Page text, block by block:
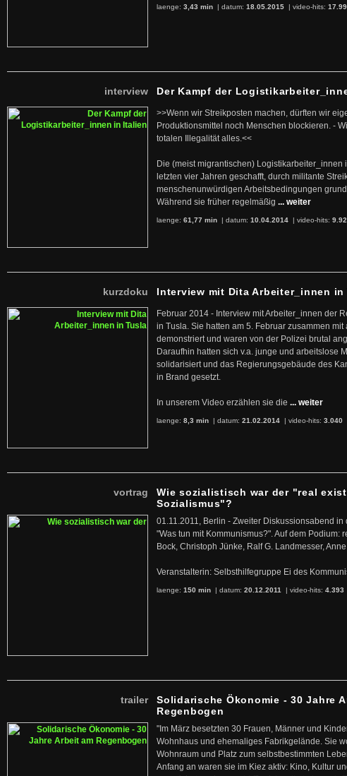
laenge: 3,43 min | datum: 18.05.2015 | video-hits:
interview Der Kampf der
>>Wenn wir Streikposten machen, dürften wir
Produktionsmittel noch Menschen blockieren. -
totalen Illegalität alles.<<
Die (meist migrantischen) Logistikarbeiter_innen
letzten vier Jahren geschafft, durch militante
menschenunwürdigen Arbeitsbedingungen
Während sie früher regelmäßig ... weiter
laenge: 61,77 min | datum: 10.04.2014 | video-hits:
kurzdoku Interview mit Dita Arbeiter_innen in
Februar 2014 - Interview mit Arbeiter_innen der
in Tusla. Sie hatten am 5. Februar zusammen
demonstriert und waren von der Polizei brutal
Daraufhin hatten sich v.a. junge und arbeitslose
solidarisiert und das Regierungsgebäude des
in Brand gesetzt.
In unserem Video erzählen sie die ... weiter
laenge: 8,3 min | datum: 21.02.2014 | video-hits: 3.040
vortrag
Wie sozialistisch war der "real
Sozialismus"?
01.11.2011, Berlin - Zweiter Diskussionsabend in
"Was tun mit Kommunismus?". Auf dem Podium:
Bock, Christoph Jünke, Ralf G. Landmesser,
Veranstalterin: Selbsthilfegruppe Ei des
laenge: 150 min | datum: 20.12.2011 | video-hits: 4.393
trailer
Solidarische Ökonomie - 30 Jahre
Regenbogen
"Im März besetzten 30 Frauen, Männer und
Wohnhaus und ehemaliges Fabrikgelände. Sie
Wohnraum und Platz zum selbstbestimmten
Anfang an waren sie im Kiez aktiv: Kino, Kultur